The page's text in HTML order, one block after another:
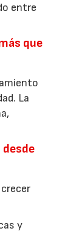
entre
que
La
y